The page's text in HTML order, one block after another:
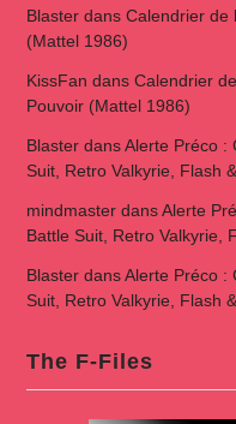
Blasterdans Calendrier de
(Mattel 1986)
KissFan dans Calendrier
Pouvoir (Mattel 1986)
BlasterdansAlerte Préco :
Suit, Retro Valkyrie, Flash
mindmasterdansAlerte
Battle Suit, Retro Valkyrie,
BlasterdansAlerte Préco :
Suit, Retro Valkyrie, Flash
The F-Files